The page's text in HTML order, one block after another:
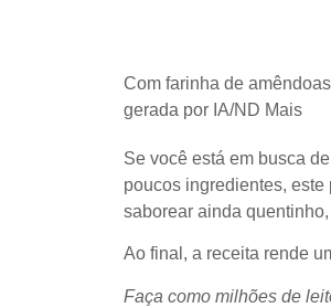
Com farinha de
gerada por IA/ND Mais
Se você está em busca
poucos ingredientes,
saborear ainda
Ao final, a receita rende
Faça como milhões de